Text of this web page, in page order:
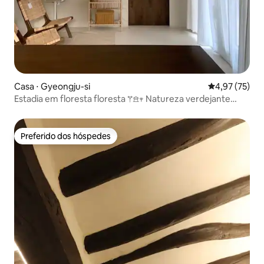
Casa ⋅ Gyeongju-si 4,97 de uma
4,97 (75)
Estadia em floresta floresta 𖦥𖠿𖥧 Natureza verdejante
privada (jacuzzi e cabana sensacional)
Preferido dos hóspedes
Preferido dos hóspedes